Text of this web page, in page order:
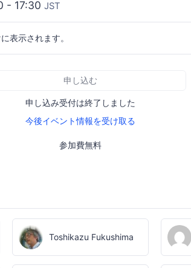
- 17:30 JST
表示されます。
申し込む
申し込み受付は終了しました
今後イベント情報を受け取る
参加費無料
Toshikazu Fukushima